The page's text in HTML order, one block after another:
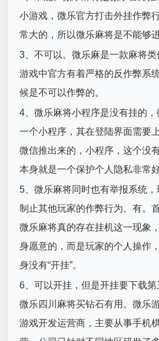
小游戏，微乐官方打击外挂作弊
常大的，所以微乐麻将是不能够
3、不可以。微乐麻是一款麻将
游戏中官方有着严格的反作弊系
候是不可以作弊的。
4、微乐麻将小程序是没有挂的
一个小程序，其在登陆界面需要
微信推出来的，小程序，这个没
本身就是一个保护个人隐私非常
5、微乐麻将同时也有举报系统
制止其他玩家的作弊行为。有。
微乐麻将真的存在挂机这一现象
身愿意的，而是玩家的个人操作
身没有“开挂”。
6、可以开挂，但是开挂要下载
微乐四川麻将买钻石有用。微乐
游戏开发运营商，主要从事手机